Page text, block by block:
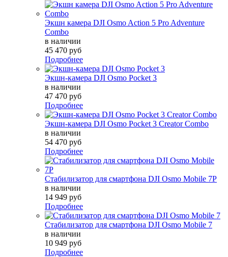
Экшн камера DJI Osmo Action 5 Pro Adventure
Combo
в наличии
45 470 руб
Подробнее
Экшн-камера DJI Osmo Pocket 3
в наличии
47 470 руб
Подробнее
Экшн-камера DJI Osmo Pocket 3 Creator Combo
в наличии
54 470 руб
Подробнее
Стабилизатор для смартфона DJI Osmo Mobile 7P
в наличии
14 949 руб
Подробнее
Стабилизатор для смартфона DJI Osmo Mobile 7
в наличии
10 949 руб
Подробнее